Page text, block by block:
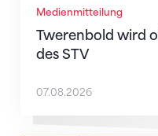
Medienmitteilung
Twerenbold wird
des STV
07.08.2026